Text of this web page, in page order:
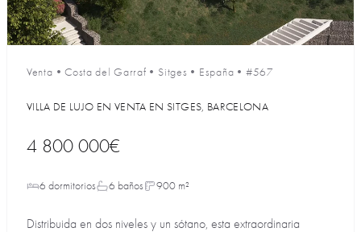
Venta •Costa del Garraf • Sitges • España • #567
VILLA DE LUJO EN VENTA EN SITGES, BARCELONA
4 800 000€
6 dormitorios 6 baños 900 m²
Distribuida en dos niveles y un sótano, esta extraordinaria